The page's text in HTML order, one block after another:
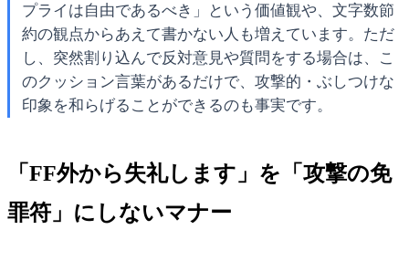
プライは自由であるべき」という価値観や、文字数節
約の観点からあえて書かない人も増えています。ただ
し、突然割り込んで反対意見や質問をする場合は、こ
のクッション言葉があるだけで、攻撃的・ぶしつけな
印象を和らげることができるのも事実です。
「FF外から失礼します」を「攻撃の免
罪符」にしないマナー